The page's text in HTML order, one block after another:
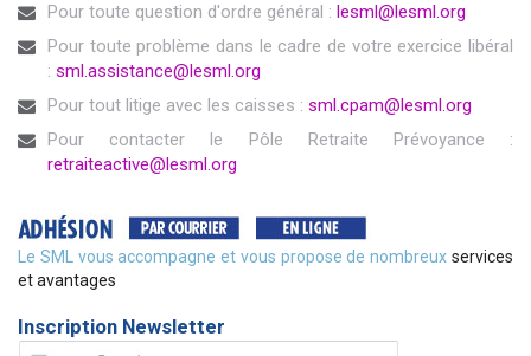
Pour toute question d'ordre général : lesml@lesml.org
Pour toute problème dans le cadre de votre exercice libéral
: sml.assistance@lesml.org
Pour tout litige avec les caisses : sml.cpam@lesml.org
Pour contacter le Pôle Retraite Prévoyance :
retraiteactive@lesml.org
Le SML vous accompagne et vous propose de nombreux services
et avantages
Inscription Newsletter